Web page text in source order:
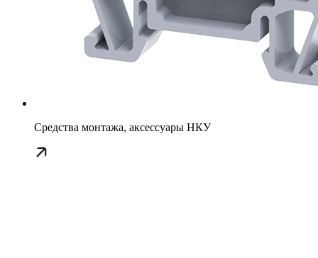
Средства монтажа, аксессуары НКУ